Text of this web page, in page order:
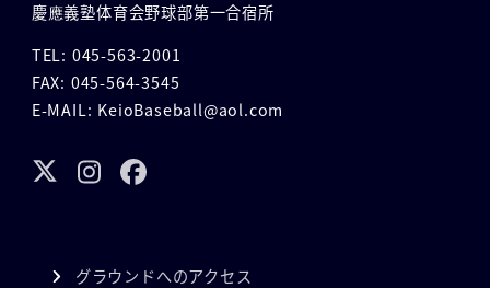
慶應義塾体育会野球部第一合宿所
TEL: 045-563-2001
FAX: 045-564-3545
E-MAIL: KeioBaseball@aol.com
グラウンドへのアクセス